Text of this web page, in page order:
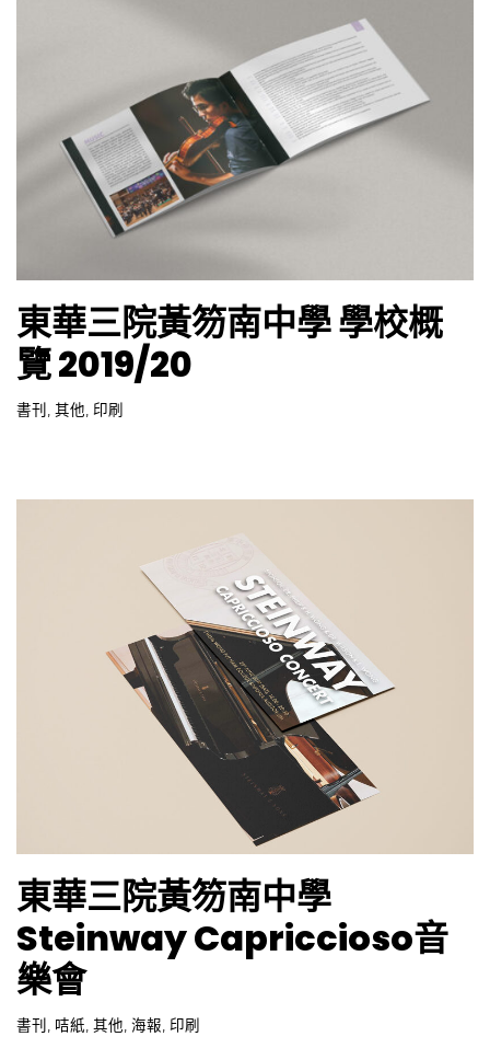
東華三院黃笏南中學 學校概
覽 2019/20
書刊 其他 印刷
東華三院黃笏南中學
Steinway Capriccioso音
樂會
書刊 咭紙 其他 海報 印刷